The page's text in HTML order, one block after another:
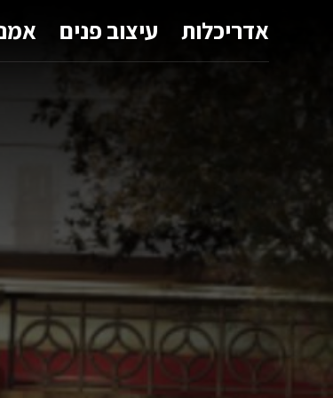
אדריכלות עיצוב פנים